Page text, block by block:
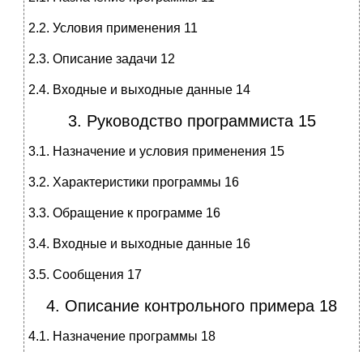
2.2. Условия применения 11
2.3. Описание задачи 12
2.4. Входные и выходные данные 14
3. Руководство программиста 15
3.1. Назначение и условия применения 15
3.2. Характеристики программы 16
3.3. Обращение к программе 16
3.4. Входные и выходные данные 16
3.5. Сообщения 17
4. Описание контрольного примера 18
4.1. Назначение программы 18